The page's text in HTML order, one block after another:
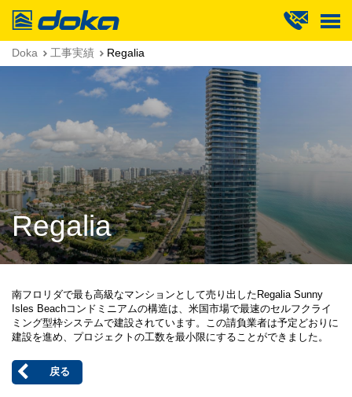
Doka
Doka 工事実績 Regalia
Regalia
南フロリダで最も高級なマンションとして売り出したRegalia Sunny
Isles Beachコンドミニアムの構造は、米国市場で最速のセルフクライ
ミング型枠システムで建設されています。この請負業者は予定どおりに
建設を進め、プロジェクトの工数を最小限にすることができました。
戻る